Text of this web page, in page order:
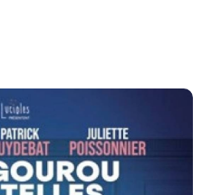
de comptes et éclats
d’amour sont mis à rude
conclusion. Et au
« kangourou à